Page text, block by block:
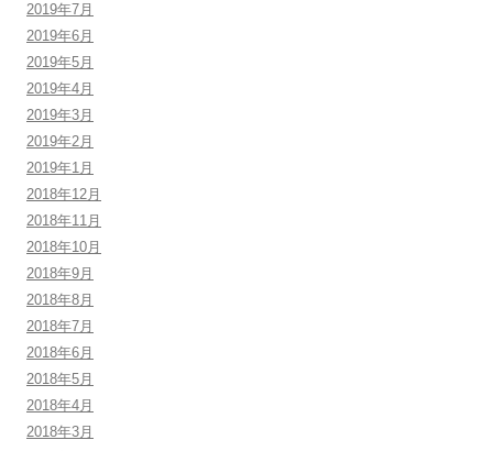
2019年7月
2019年6月
2019年5月
2019年4月
2019年3月
2019年2月
2019年1月
2018年12月
2018年11月
2018年10月
2018年9月
2018年8月
2018年7月
2018年6月
2018年5月
2018年4月
2018年3月